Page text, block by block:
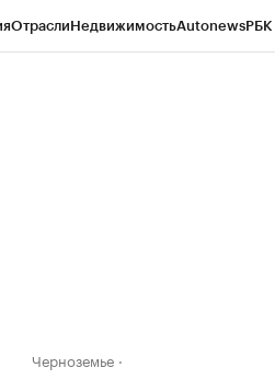
ОтраслиНедвижимостьAutonews
Черноземье